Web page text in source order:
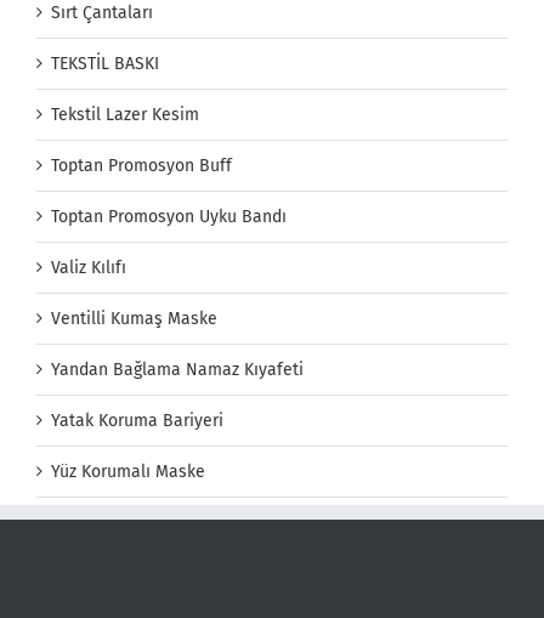
Sırt Çantaları
TEKSTİL BASKI
Tekstil Lazer Kesim
Toptan Promosyon Buff
Toptan Promosyon Uyku Bandı
Valiz Kılıfı
Ventilli Kumaş Maske
Yandan Bağlama Namaz Kıyafeti
Yatak Koruma Bariyeri
Yüz Korumalı Maske